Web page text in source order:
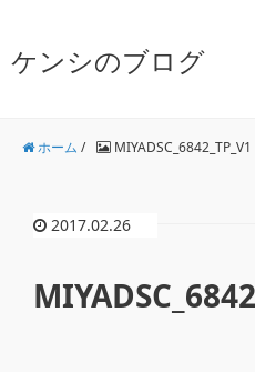
ケンシのブログ
ホーム / MIYADSC_6842_TP_V1
2017.02.26